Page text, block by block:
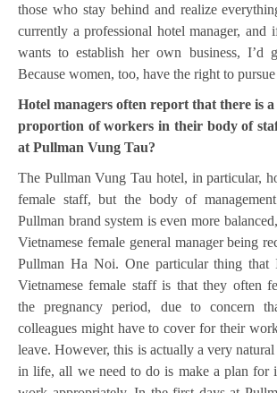
those who stay behind and realize
currently a professional hotel manager, and
wants to establish her own business, I’d
Because women, too, have the right to
Hotel managers often report that there is
proportion of workers in their body of
at Pullman Vung Tau?
The Pullman Vung Tau hotel, in particular,
female staff, but the body of
Pullman brand system is even more
Vietnamese female general manager being
Pullman Ha Noi. One particular thing that
Vietnamese female staff is that they often
the pregnancy period, due to concern
colleagues might have to cover for their
leave. However, this is actually a very
in life, all we need to do is make a plan for